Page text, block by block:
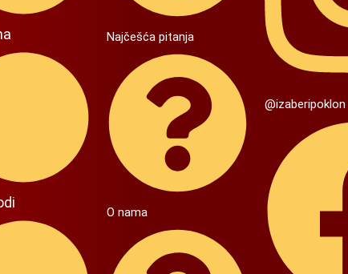
Najčešća pitanja
O nama
@izaberipoklon